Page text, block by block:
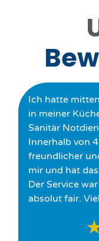
Ich hatte
in meiner
Sanitär
Innerhalb von
freundlicher
mir und hat
Der Service
absolut fair.